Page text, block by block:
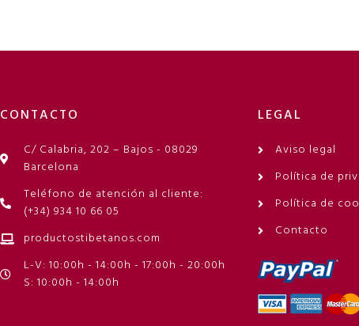
CONTACTO
C/ Calabria, 202 – Bajos - 08029
Barcelona
Teléfono de atención al cliente:
(+34) 934 10 66 05
productostibetanos.com
L-V: 10:00h - 14:00h - 17:00h - 20:00h
S: 10:00h - 14:00h
LEGAL
Aviso legal
Política de
Política de
Contacto